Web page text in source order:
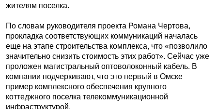
жителям поселка.
По словам руководителя проекта Романа Чертова,
прокладка соответствующих коммуникаций началась
еще на этапе строительства комплекса, что «позволило
значительно снизить стоимость этих работ». Сейчас уже
проложен магистральный оптоволоконный кабель. В
компании подчеркивают, что это первый в Омске
пример комплексного обеспечения крупного
коттеджного поселка телекоммуникационной
инфраструктурой.